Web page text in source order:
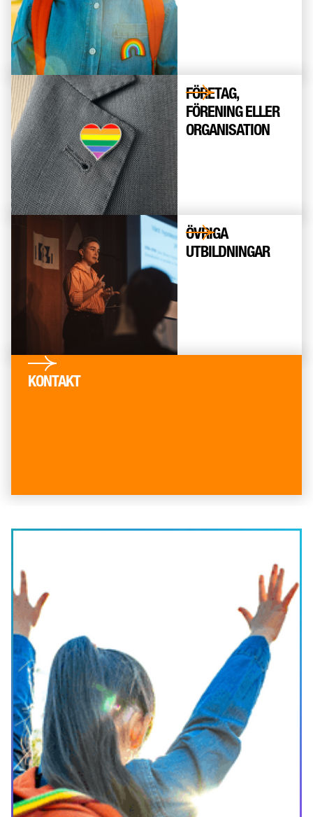
FÖRETAG,
FÖRENING ELLER
ORGANISATION
ÖVRIGA
UTBILDNINGAR
KONTAKT